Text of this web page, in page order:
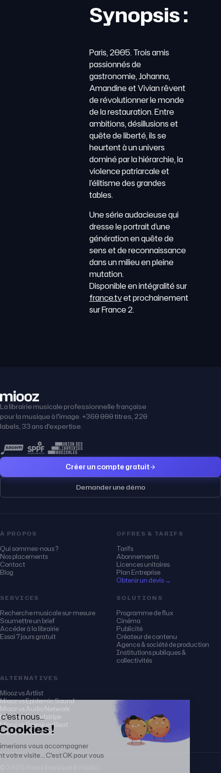
Synopsis :
Paris, 2005. Trois amis
passionnés de
gastronomie, Johanna,
Amandine et Vivian rêvent
de révolutionner le monde
de la restauration. Entre
ambitions, désillusions et
quête de liberté, ils se
heurtent à un univers
dominé par la hiérarchie, la
violence patriarcale et
l’élitisme des grandes
tables.
Une série audacieuse qui
dresse le portrait d’une
génération en quête de
sens et de reconnaissance
dans un milieu en pleine
mutation.
Disponible en intégralité sur
france.tvet prochainement
sur France 2.
La librairie musicale professionnelle française
pour la musique à l'image. +360 000 titres, 220
labels, 33 ans d'expertise.
Créer un compte gratuit
Demander une démo
À PROPOS
Qui sommes-nous ?
Nos placements
Contact
Blog
OFFRES & TARIFS
Tarifs
Abonnements
Licences unitaires
Plan Entreprise
Obtenir un devis →
SERVICES
Recherche musicale sur-mesure
Soumettre un brief
Accéder à la librairie
Essai 7 jours gratuit
SOLUTIONS
Programme de flux
Cinéma
Publicité
Créateur de contenu
Agence & société de production
Institutions publiques &
collectivités
ALTERNATIVES
Miooz vs Artlist
Miooz vs Epidemic Sound
Miooz vs Audio Network
Miooz vs Soundstripe
Miooz vs PremiumBeat
Miooz vs Musicbed